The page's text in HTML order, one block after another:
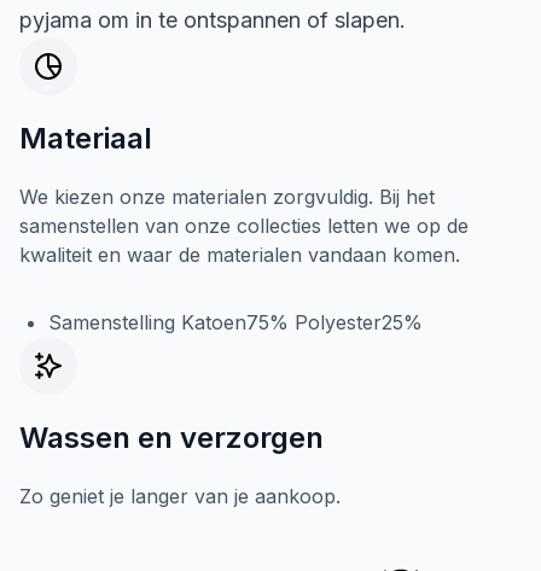
pyjama om in te ontspannen of slapen.
Materiaal
We kiezen onze materialen zorgvuldig. Bij het
samenstellen van onze collecties letten we op de
kwaliteit en waar de materialen vandaan komen.
Samenstelling Katoen75% Polyester25%
Wassen en verzorgen
Zo geniet je langer van je aankoop.